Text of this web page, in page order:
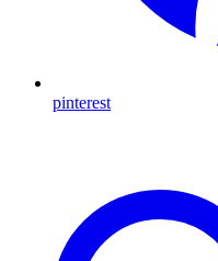
pinterest